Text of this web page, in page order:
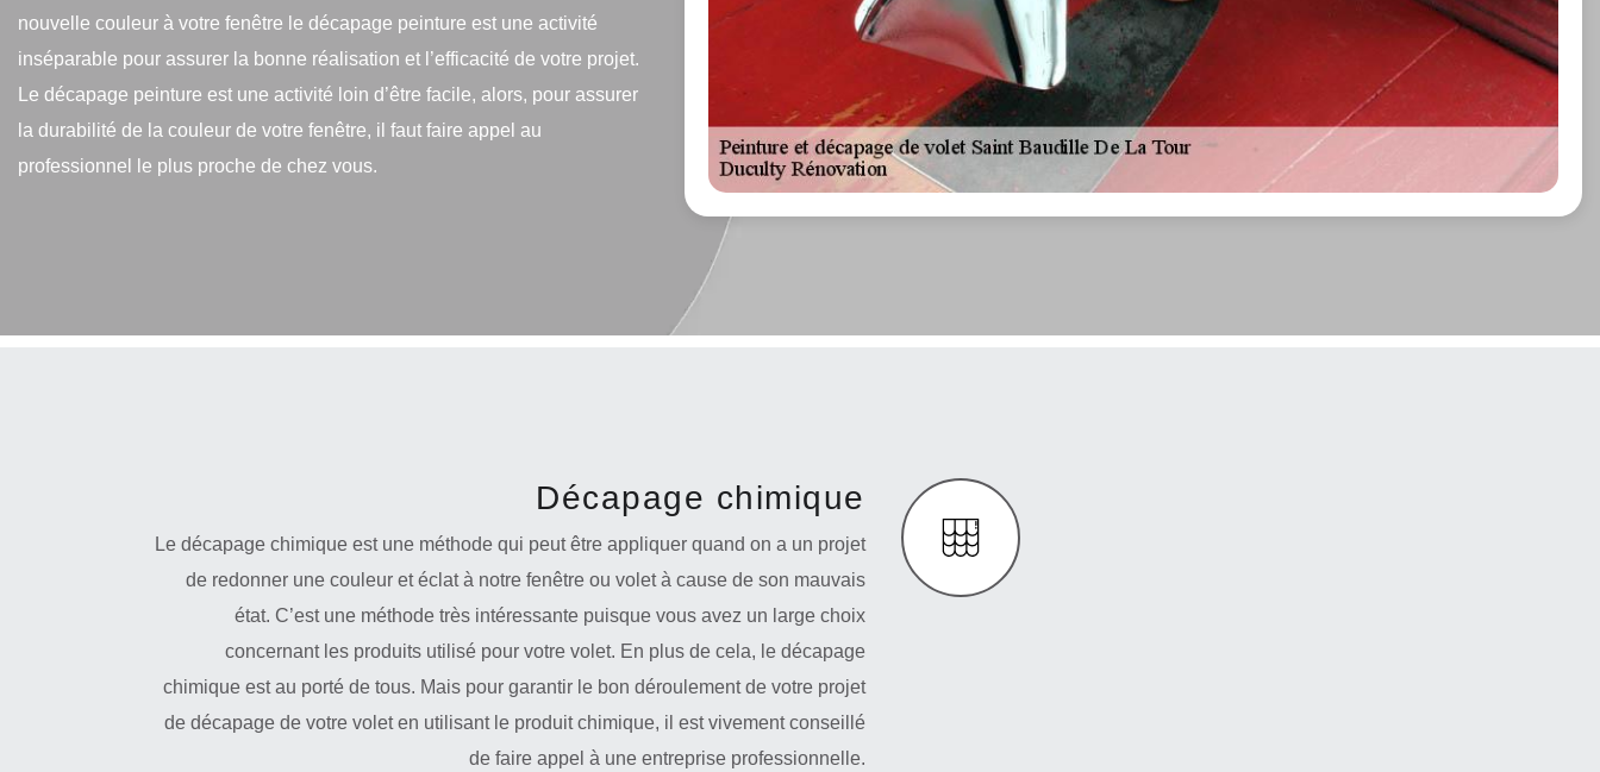
nouvelle couleur à votre fenêtre le décapage peinture est une activité
inséparable pour assurer la bonne réalisation et l’efficacité de votre projet.
Le décapage peinture est une activité loin d’être facile, alors, pour assurer
la durabilité de la couleur de votre fenêtre, il faut faire appel au
professionnel le plus proche de chez vous.
Décapage chimique
Le décapage chimique est une méthode qui peut être appliquer quand on a un projet
de redonner une couleur et éclat à notre fenêtre ou volet à cause de son mauvais
état. C’est une méthode très intéressante puisque vous avez un large choix
concernant les produits utilisé pour votre volet. En plus de cela, le décapage
chimique est au porté de tous. Mais pour garantir le bon déroulement de votre projet
de décapage de votre volet en utilisant le produit chimique, il est vivement conseillé
de faire appel à une entreprise professionnelle.